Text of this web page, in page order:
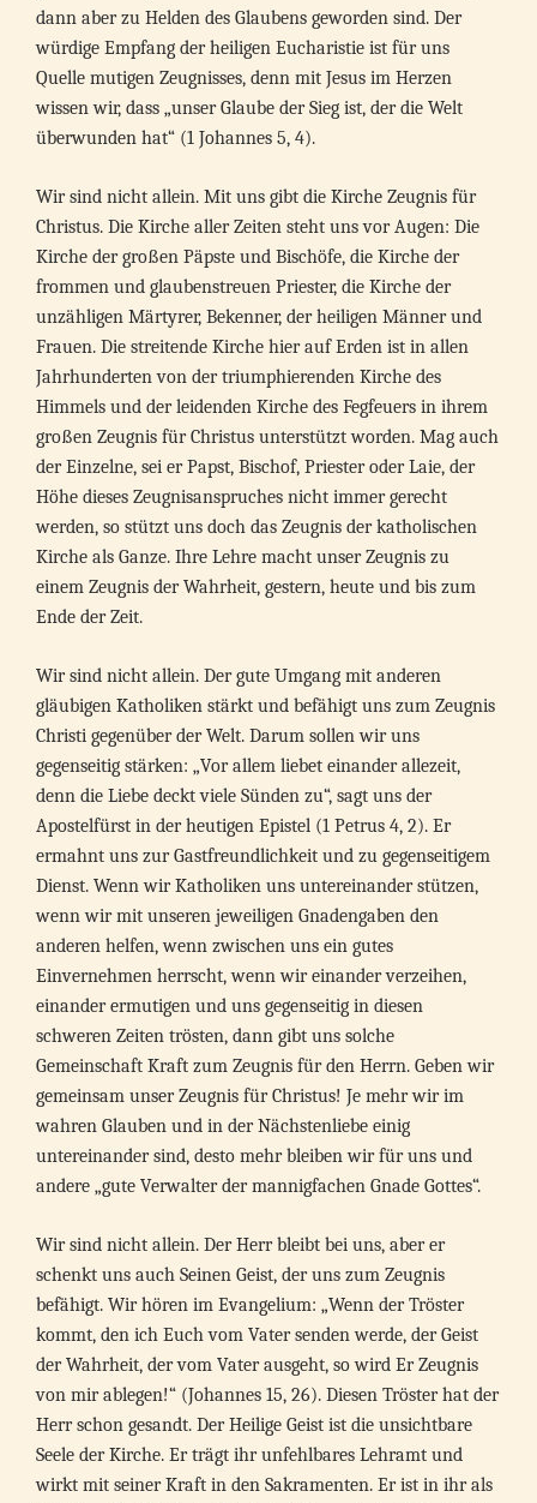
dann aber zu Helden des Glaubens geworden sind. Der
würdige Empfang der heiligen Eucharistie ist für uns
Quelle mutigen Zeugnisses, denn mit Jesus im Herzen
wissen wir, dass „unser Glaube der Sieg ist, der die Welt
überwunden hat“ (1 Johannes 5, 4).
Wir sind nicht allein. Mit uns gibt die Kirche Zeugnis für
Christus. Die Kirche aller Zeiten steht uns vor Augen: Die
Kirche der großen Päpste und Bischöfe, die Kirche der
frommen und glaubenstreuen Priester, die Kirche der
unzähligen Märtyrer, Bekenner, der heiligen Männer und
Frauen. Die streitende Kirche hier auf Erden ist in allen
Jahrhunderten von der triumphierenden Kirche des
Himmels und der leidenden Kirche des Fegfeuers in ihrem
großen Zeugnis für Christus unterstützt worden. Mag auch
der Einzelne, sei er Papst, Bischof, Priester oder Laie, der
Höhe dieses Zeugnisanspruches nicht immer gerecht
werden, so stützt uns doch das Zeugnis der katholischen
Kirche als Ganze. Ihre Lehre macht unser Zeugnis zu
einem Zeugnis der Wahrheit, gestern, heute und bis zum
Ende der Zeit.
Wir sind nicht allein. Der gute Umgang mit anderen
gläubigen Katholiken stärkt und befähigt uns zum Zeugnis
Christi gegenüber der Welt. Darum sollen wir uns
gegenseitig stärken: „Vor allem liebet einander allezeit,
denn die Liebe deckt viele Sünden zu“, sagt uns der
Apostelfürst in der heutigen Epistel (1 Petrus 4, 2). Er
ermahnt uns zur Gastfreundlichkeit und zu gegenseitigem
Dienst. Wenn wir Katholiken uns untereinander stützen,
wenn wir mit unseren jeweiligen Gnadengaben den
anderen helfen, wenn zwischen uns ein gutes
Einvernehmen herrscht, wenn wir einander verzeihen,
einander ermutigen und uns gegenseitig in diesen
schweren Zeiten trösten, dann gibt uns solche
Gemeinschaft Kraft zum Zeugnis für den Herrn. Geben wir
gemeinsam unser Zeugnis für Christus! Je mehr wir im
wahren Glauben und in der Nächstenliebe einig
untereinander sind, desto mehr bleiben wir für uns und
andere „gute Verwalter der mannigfachen Gnade Gottes“.
Wir sind nicht allein. Der Herr bleibt bei uns, aber er
schenkt uns auch Seinen Geist, der uns zum Zeugnis
befähigt. Wir hören im Evangelium: „Wenn der Tröster
kommt, den ich Euch vom Vater senden werde, der Geist
der Wahrheit, der vom Vater ausgeht, so wird Er Zeugnis
von mir ablegen!“ (Johannes 15, 26). Diesen Tröster hat der
Herr schon gesandt. Der Heilige Geist ist die unsichtbare
Seele der Kirche. Er trägt ihr unfehlbares Lehramt und
wirkt mit seiner Kraft in den Sakramenten. Er ist in ihr als